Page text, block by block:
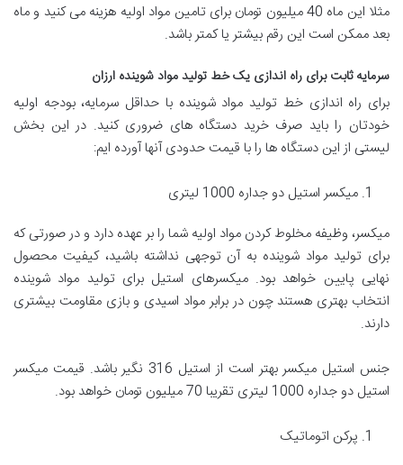
مثلا این ماه 40 میلیون تومان برای تامین مواد اولیه هزینه می کنید و ماه
بعد ممکن است این رقم بیشتر یا کمتر باشد.
سرمایه ثابت برای راه اندازی یک خط تولید مواد شوینده ارزان
برای راه اندازی خط تولید مواد شوینده با حداقل سرمایه، بودجه اولیه
خودتان را باید صرف خرید دستگاه های ضروری کنید. در این بخش
لیستی از این دستگاه ها را با قیمت حدودی آنها آورده ایم:
میکسر استیل دو جداره 1000 لیتری
میکسر، وظیفه مخلوط کردن مواد اولیه شما را بر عهده دارد و در صورتی که
برای تولید مواد شوینده به آن توجهی نداشته باشید، کیفیت محصول
نهایی پایین خواهد بود. میکسرهای استیل برای تولید مواد شوینده
انتخاب بهتری هستند چون در برابر مواد اسیدی و بازی مقاومت بیشتری
دارند.
جنس استیل میکسر بهتر است از استیل 316 نگیر باشد. قیمت میکسر
استیل دو جداره 1000 لیتری تقریبا 70 میلیون تومان خواهد بود.
پرکن اتوماتیک